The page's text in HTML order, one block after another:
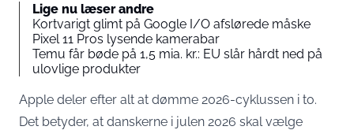
Lige nu læser andre
Kortvarigt glimt på Google I/O afslørede måske
Pixel 11 Pros lysende kamerabar
Temu får bøde på 1,5 mia. kr.: EU slår hårdt ned på
ulovlige produkter
Apple deler efter alt at dømme 2026-cyklussen i to.
Det betyder, at danskerne i julen 2026 skal vælge